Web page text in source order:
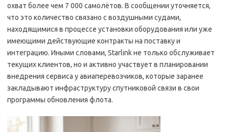
охват более чем 7 000 самолётов. В сообщении уточняется,
что это количество связано с воздушными судами,
находящимися в процессе установки оборудования или уже
имеющими действующие контракты на поставку и
интеграцию. Иными словами, Starlink не только обслуживает
текущих клиентов, но и активно участвует в планировании
внедрения сервиса у авиаперевозчиков, которые заранее
закладывают инфраструктуру спутниковой связи в свои
программы обновления флота.